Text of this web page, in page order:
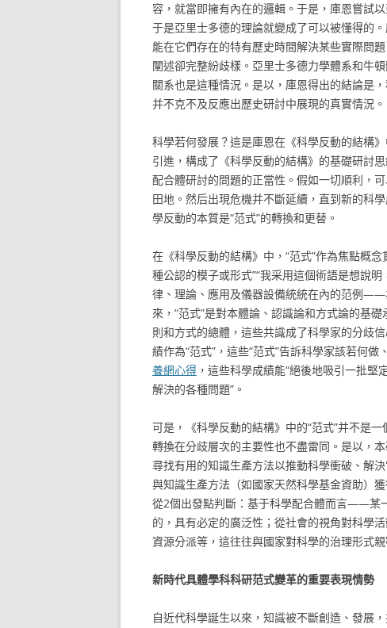
容，就當即擁有內在的邏輯。于是，庫恩嘗試
于是亞里士多德的理論就變成了可以被懂得的
能在它們存在的特有歷史時間解決某些實際問
闡述卻完整紛歧樣。亞里士多德力學體系和牛
關系也是這種情況。是以，庫恩得出的結論是
并不克不及反應出歷史研討中展現的真實情況。
科學若何發展？這是庫恩在《科學反動的結構
引進，構成了《科學反動的結構》的基礎研討
配合體研討的問題的正當性。假如一切順利，
田地。然后出現危機并不斷延續，直到新的科
學反動的本質是“范式”的轉換和更替。
在《科學反動的結構》中，“范式”作為焦點概
種公認的模子或形式”“我采用這個術語是想說
律、理論、應用及儀器設備統統在內的范例
來，“范式”是對本體論、認識論和方式論的基
則和方式的總體，這些共識成了科學家的分歧
績作為“范式”，這些“范式”告訴科學家該若何
養網心得 ，這些科學成績能“絕後地吸引一批堅
解決的各種問題”。
可是，《科學反動的結構》中的“范式”并不是
轉換在分歧層次的主要性也不盡雷同。是以，
尋找有用的知識生產方法以推動科學衝破、解
與知識生產方法（如國家天然科學基金資助）
從2個出發點判斷：基于科學配合體而言——某
的，具有必定的廣泛性；從社會的視角對科學
資源分派等，這往往與國家對科學的治理形式親
新時代具體學科科研范式變革的重要表現情勢
自近代科學誕生以來，知識被不斷創造、發展